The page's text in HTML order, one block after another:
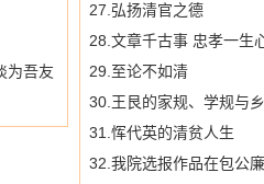
为吾友
27.弘扬清官之德
28.文章千古事 忠孝一
29.至论不如清
30.王艮的家规、学规与
31.恽代英的清贫人生
32.我院选报作品在包公